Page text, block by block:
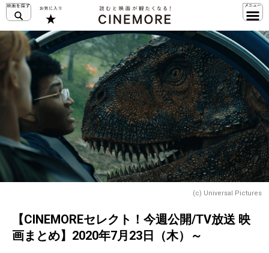
(c) Universal Pictures
【CINEMOREセレクト！今週公開/TV放送 映
画まとめ】2020年7月23日（木）～